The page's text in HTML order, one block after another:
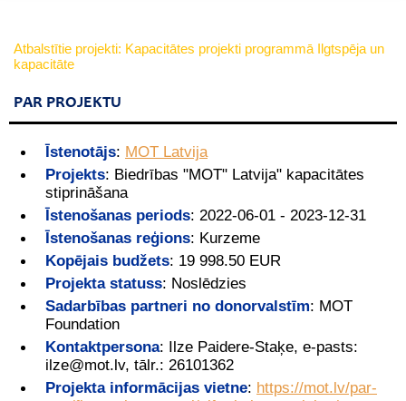
Atbalstītie projekti: Kapacitātes projekti programmā Ilgtspēja un
kapacitāte
PAR PROJEKTU
Īstenotājs: MOT Latvija
Projekts: Biedrības "MOT" Latvija" kapacitātes
stiprināšana
Īstenošanas periods: 2022-06-01 - 2023-12-31
Īstenošanas reģions: Kurzeme
Kopējais budžets: 19 998.50 EUR
Projekta statuss: Noslēdzies
Sadarbības partneri no donorvalstīm: MOT
Foundation
Kontaktpersona: Ilze Paidere-Staķe, e-pasts:
ilze@mot.lv, tālr.: 26101362
Projekta informācijas vietne: https://mot.lv/par-